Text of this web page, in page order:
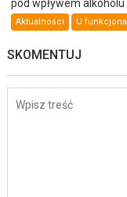
pod wpływem
Aktualności U
SKOMENTUJ